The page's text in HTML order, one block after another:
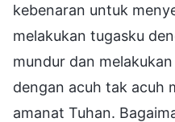
kebenaran untuk
melakukan tugasku
mundur dan
dengan acuh tak acuh
amanat Tuhan.